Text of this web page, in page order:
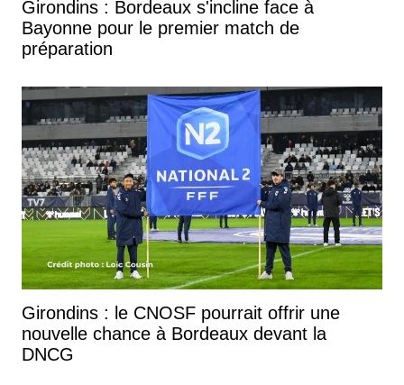
Girondins : Bordeaux s'incline face à
Bayonne pour le premier match de
préparation
Girondins : le CNOSF pourrait offrir une
nouvelle chance à Bordeaux devant la
DNCG